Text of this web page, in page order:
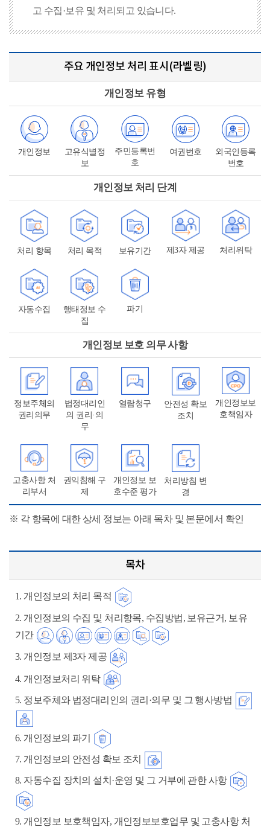
고 수집·보유 및 처리되고 있습니다.
주요 개인정보 처리 표시(라벨링)
개인정보 유형
개인정보
고유식별정
보
주민등록번
호
여권번호
외국인등록
번호
개인정보 처리 단계
처리 항목 처리 목적 보유기간 제3자 제공 처리위탁
자동수집
행태정보 수
집
파기
개인정보 보호 의무 사항
정보주체의
권리의무
법정대리인
의 권리·의
무
열람청구
안전성 확보
조치
개인정보보
호책임자
고충사항 처
리부서
권익침해 구
제
개인정보 보
호수준 평가
처리방침 변
경
※ 각 항목에 대한 상세 정보는 아래 목차 및 본문에서 확인
목차
1. 개인정보의 처리 목적
2. 개인정보의 수집 및 처리항목, 수집방법, 보유근거, 보유
기간
3. 개인정보 제3자 제공
4. 개인정보처리 위탁
5. 정보주체와 법정대리인의 권리·의무 및 그 행사방법
6. 개인정보의 파기
7. 개인정보의 안전성 확보 조치
8. 자동수집 장치의 설치·운영 및 그 거부에 관한 사항
9. 개인정보 보호책임자, 개인정보보호업무 및 고충사항 처